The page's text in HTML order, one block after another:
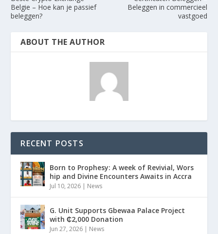
Belgie – Hoe kan je passief
beleggen?
Beleggen in commercieel
vastgoed
ABOUT THE AUTHOR
RECENT POSTS
Born to Prophesy: A week of Revivial, Wors
hip and Divine Encounters Awaits in Accra
Jul 10, 2026 | News
G. Unit Supports Gbewaa Palace Project
with ₵2,000 Donation
Jun 27, 2026 | News